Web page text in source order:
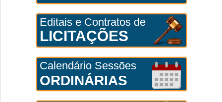
Editais e Contratos de
LICITAÇÕES
Calendário Sessões
ORDINÁRIAS